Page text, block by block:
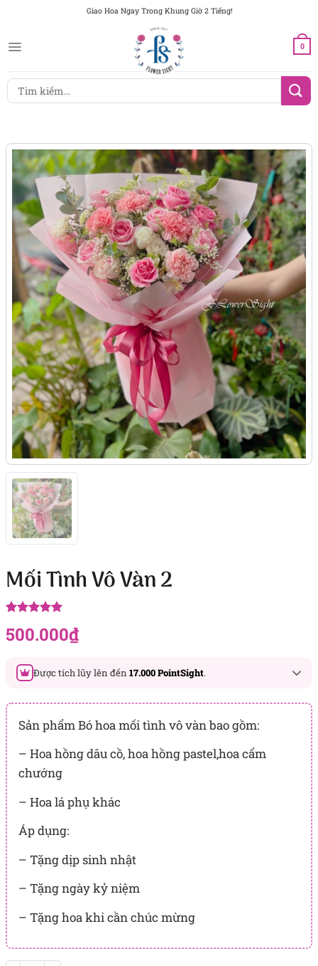
dung
Giao Hoa Ngay Trong Khung Giờ 2 Tiếng!
0
Tìm
kiếm:
Mối Tình Vô Vàn 2
dựa trên
500.000₫
Được tích lũy lên đến 17.000 PointSight.
Đây là số PointSight ước tính bạn sẽ được tích lũy khi mua
sản phẩm hôm nay, tương ứng với quyền lợi hạng
PointSight có giá trị dùng để trừ trực tiếp vào đơn hàng hoặc
đổi quà tặng ưu đãi tại Flowersight.
Đăng nhập hoặcĐăng ký
Sản phẩm Bó hoa mối tình vô vàn bao gồm:
– Hoa hồng dâu cồ, hoa hồng pastel,hoa cẩm
chướng
– Hoa lá phụ khác
Áp dụng:
– Tặng dịp sinh nhật
– Tặng ngày kỷ niệm
– Tặng hoa khi cần chúc mừng